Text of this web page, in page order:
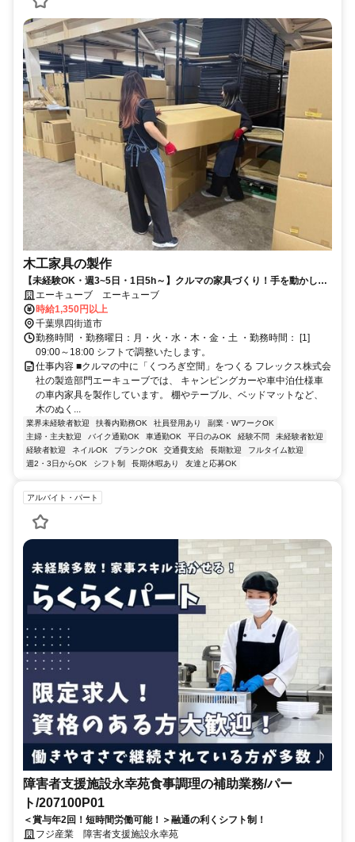
木工家具の製作
【未経験OK・週3~5日・1日5h～】クルマの家具づくり！手を動かして
「形にする楽しさ」を実感できる◎
エーキューブ エーキューブ
時給1,350円以上
千葉県四街道市
勤務時間 ・勤務曜日：月・火・水・木・金・土 ・勤務時間： [1]
09:00～18:00 シフトで調整いたします。
仕事内容 ■クルマの中に「くつろぎ空間」をつくる フレックス株式会
社の製造部門エーキューブでは、 キャンピングカーや車中泊仕様車
の車内家具を製作しています。 棚やテーブル、ベッドマットなど、
木のぬく...
業界未経験者歓迎 扶養内勤務OK 社員登用あり
副業・WワークOK
主婦・主夫歓迎
バイク通勤OK 車通勤OK 平日のみOK 経験不問
未経験者歓迎
経験者歓迎
ネイルOK ブランクOK 交通費支給 長期歓迎
フルタイム歓迎
週2・3日からOK
シフト制 長期休暇あり 友達と応募OK
アルバイト・パート
障害者支援施設永幸苑食事調理の補助業務/パー
ト/207100P01
＜賞与年2回！短時間労働可能！＞融通の利くシフト制！
フジ産業 障害者支援施設永幸苑